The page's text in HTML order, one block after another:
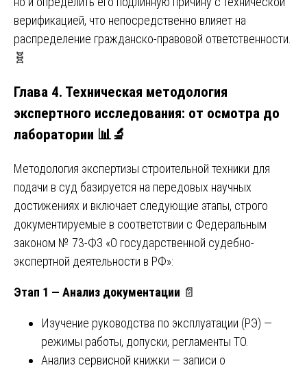
верификацией, что непосредственно влияет на
распределение гражданско-правовой ответственности.
🧬
Глава 4. Техническая методология
экспертного исследования: от осмотра до
лаборатории 📊🔬
Методология экспертизы строительной техники для
подачи в суд базируется на передовых научных
достижениях и включает следующие этапы, строго
документируемые в соответствии с Федеральным
законом № 73-ФЗ «О государственной судебно-
экспертной деятельности в РФ»:
Этап 1 — Анализ документации 📄
Изучение руководства по эксплуатации (РЭ) —
режимы работы, допуски, регламенты ТО.
Анализ сервисной книжки — записи о